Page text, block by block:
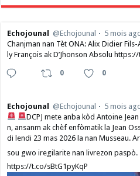
Echojounal @Echojounal
5 mois
Chanjman nan Tèt ONA: Alix Didier
ly François ak D’Jhonson Absolu
0 0
Echojounal @Echojounal
5 mois
DCPJ mete anba kòd Antoine
n, ansanm ak chèf enfòmatik la Jean
di lendi 23 mas 2026 la nan Musseau.
sou gwo iregilarite nan livrezon paspò.
https://t.co/sBtG1pyKqP